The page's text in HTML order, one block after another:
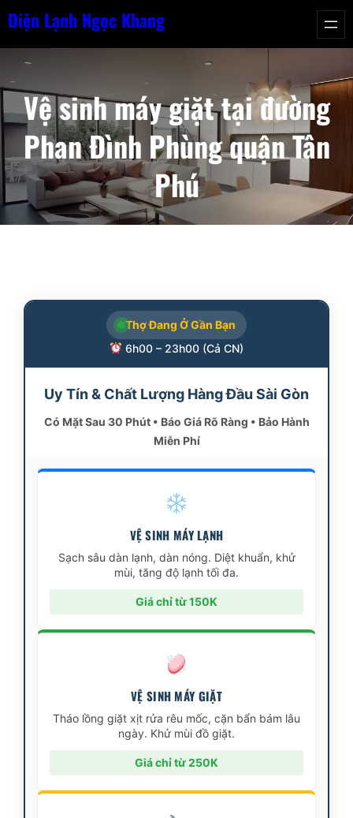
Chuyển
nội
dung
Điện Lạnh Ngọc Khang
Vệ sinh máy giặt tại đường
Phan Đình Phùng quận Tân
Phú
Thợ Đang Ở Gần Bạn
6h00 – 23h00 (Cả CN)
Uy Tín & Chất Lượng Hàng Đầu Sài Gòn
Có Mặt Sau 30 Phút • Báo Giá Rõ Ràng • Bảo Hành
Miễn Phí
VỆ SINH MÁY LẠNH
Sạch sâu dàn lạnh, dàn nóng. Diệt khuẩn, khử
mùi, tăng độ lạnh tối đa.
Giá chỉ từ 150K
VỆ SINH MÁY GIẶT
Tháo lồng giặt xịt rửa rêu mốc, cặn bẩn bám lâu
ngày. Khử mùi đồ giặt.
Giá chỉ từ 250K